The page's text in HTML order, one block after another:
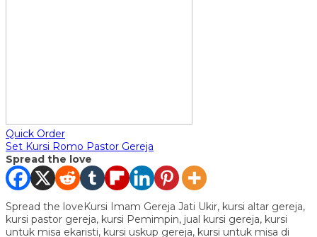
Quick Order
Set Kursi Romo Pastor Gereja
Spread the love
Spread the loveKursi Imam Gereja Jati Ukir, kursi altar gereja,
kursi pastor gereja, kursi Pemimpin, jual kursi gereja, kursi
untuk misa ekaristi, kursi uskup gereja, kursi untuk misa di